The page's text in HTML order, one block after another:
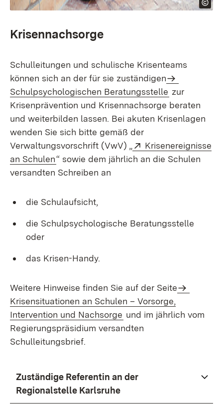
Krisennachsorge
Schulleitungen und schulische Krisenteams
können sich an der für sie zuständigen
Schulpsychologischen Beratungsstelle zur
Krisenprävention und Krisennachsorge beraten
und weiterbilden lassen. Bei akuten Krisenlagen
wenden Sie sich bitte gemäß der
Verwaltungsvorschrift (VwV) „
Extern:
Krisenereignisse
an Schulen(Öffnet in neuem Fenster)
“ sowie dem jährlich an die Schulen
versandten Schreiben an
die Schulaufsicht,
die Schulpsychologische Beratungsstelle
oder
das Krisen-Handy.
Weitere Hinweise finden Sie auf der Seite
Krisensituationen an Schulen – Vorsorge,
Intervention und Nachsorge und im jährlich vom
Regierungspräsidium versandten
Schulleitungsbrief.
Zuständige Referentin an der
Regionalstelle Karlsruhe